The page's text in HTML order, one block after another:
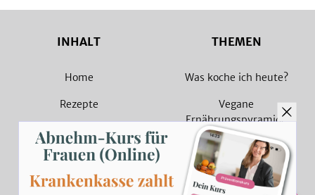
INHALT
Home
Rezepte
Magazin
Sammlungen
Rezept Suche
THEMEN
Was koche ich heute?
Vegane
Ernährungspyramide
Vegane Rezepte
Vegetarische Rezepte